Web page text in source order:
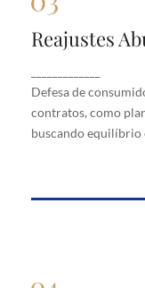
Reajustes
Defesa de
contratos, como
buscando equilíbrio
em
essenciais,